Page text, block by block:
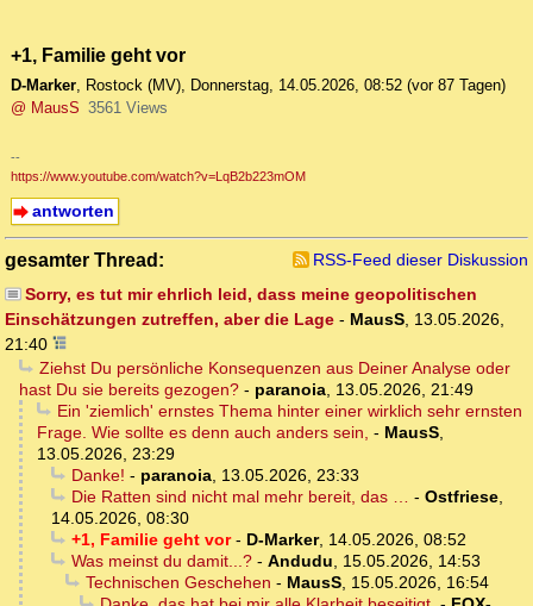
+1, Familie geht vor
D-Marker, Rostock (MV), Donnerstag, 14.05.2026, 08:52 (vor 87 Tagen)
@ MausS 3561 Views
--
https://www.youtube.com/watch?v=LqB2b223mOM
antworten
gesamter Thread:
RSS-Feed dieser Diskussion
Sorry, es tut mir ehrlich leid, dass meine geopolitischen
Einschätzungen zutreffen, aber die Lage - MausS, 13.05.2026,
21:40
Ziehst Du persönliche Konsequenzen aus Deiner Analyse oder
hast Du sie bereits gezogen? - paranoia, 13.05.2026, 21:49
Ein 'ziemlich' ernstes Thema hinter einer wirklich sehr ernsten
Frage. Wie sollte es denn auch anders sein, - MausS,
13.05.2026, 23:29
Danke! - paranoia, 13.05.2026, 23:33
Die Ratten sind nicht mal mehr bereit, das … - Ostfriese,
14.05.2026, 08:30
+1, Familie geht vor- D-Marker, 14.05.2026, 08:52
Was meinst du damit...?- Andudu, 15.05.2026, 14:53
Technischen Geschehen - MausS, 15.05.2026, 16:54